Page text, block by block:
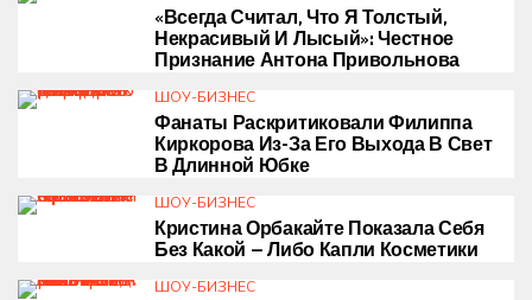
«Всегда Считал, Что Я Толстый,
Некрасивый И Лысый»: Честное
Признание Антона Привольнова
ШОУ-БИЗНЕС
Фанаты Раскритиковали Филиппа
Киркорова Из-За Его Выхода В Свет
В Длинной Юбке
ШОУ-БИЗНЕС
Кристина Орбакайте Показала Себя
Без Какой — Либо Капли Косметики
ШОУ-БИЗНЕС